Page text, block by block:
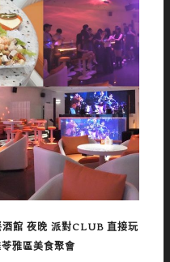
酒館 夜晚 派對CLUB 直接玩
雅區美食聚會